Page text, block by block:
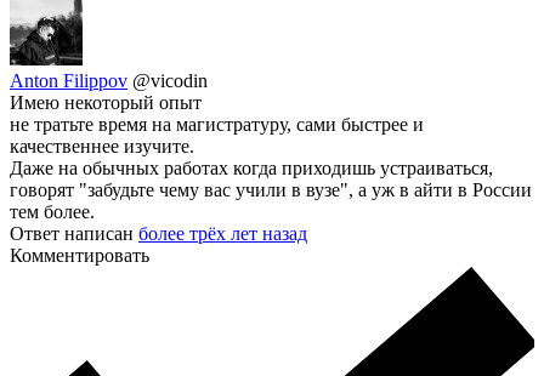
Anton Filippov @vicodin
Имею некоторый опыт
не тратьте время на магистратуру, сами быстрее и
качественнее изучите.
Даже на обычных работах когда приходишь устраиваться,
говорят "забудьте чему вас учили в вузе", а уж в айти в России
тем более.
Ответ написан более трёх лет назад
Комментировать